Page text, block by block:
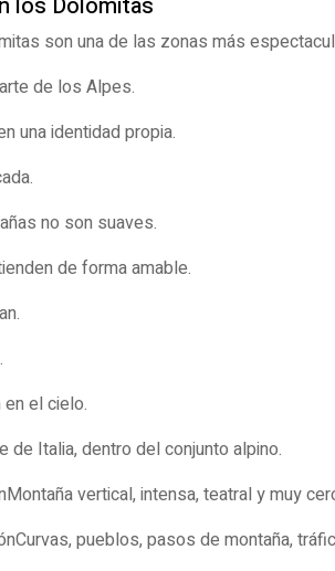
son una de las zonas más
de los Alpes.
una identidad propia.
no son suaves.
de forma amable.
el cielo.
de Italia, dentro del conjunto alpino.
Montaña vertical, intensa, teatral y muy
Curvas, pueblos, pasos de montaña,